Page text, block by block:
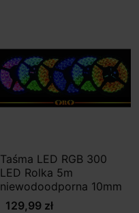
Taśma LED RGB 300
LED Rolka 5m
niewodoodporna 10mm
129,99 zł